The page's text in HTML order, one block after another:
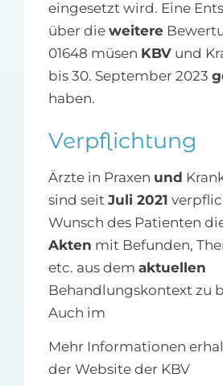
eingesetzt wird. Eine
über die weitere
01648 müsen KBVund
bis 30. September 2023
haben.
Verpflichtung
Ärzte in Praxen und
sind seit Juli 2021
Wunsch des Patienten
Akten mit Befunden,
etc. aus dem aktuellen
Behandlungskontext zu
Auch im
Mehr Informationen
der Website der KBV